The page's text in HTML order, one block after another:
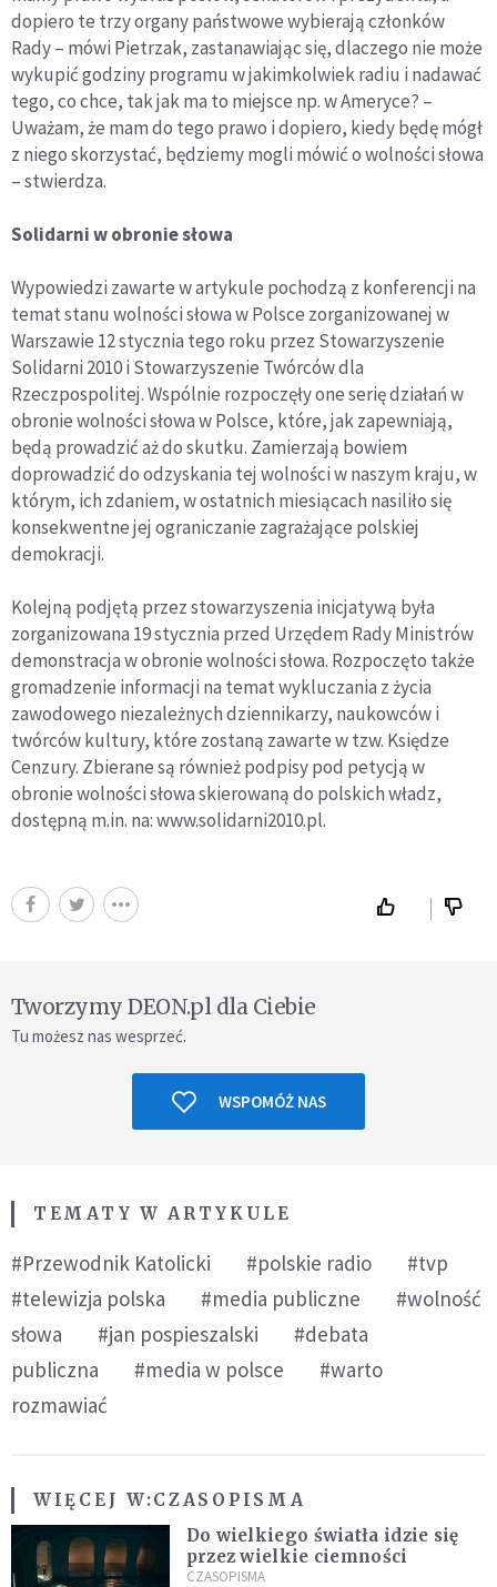
dopiero te trzy organy państwowe wybierają członków
Rady – mówi Pietrzak, zastanawiając się, dlaczego nie może
wykupić godziny programu w jakimkolwiek radiu i nadawać
tego, co chce, tak jak ma to miejsce np. w Ameryce? –
Uważam, że mam do tego prawo i dopiero, kiedy będę mógł
z niego skorzystać, będziemy mogli mówić o wolności słowa
– stwierdza.
Solidarni w obronie słowa
Wypowiedzi zawarte w artykule pochodzą z konferencji na
temat stanu wolności słowa w Polsce zorganizowanej w
Warszawie 12 stycznia tego roku przez Stowarzyszenie
Solidarni 2010 i Stowarzyszenie Twórców dla
Rzeczpospolitej. Wspólnie rozpoczęły one serię działań w
obronie wolności słowa w Polsce, które, jak zapewniają,
będą prowadzić aż do skutku. Zamierzają bowiem
doprowadzić do odzyskania tej wolności w naszym kraju, w
którym, ich zdaniem, w ostatnich miesiącach nasiliło się
konsekwentne jej ograniczanie zagrażające polskiej
demokracji.
Kolejną podjętą przez stowarzyszenia inicjatywą była
zorganizowana 19 stycznia przed Urzędem Rady Ministrów
demonstracja w obronie wolności słowa. Rozpoczęto także
gromadzenie informacji na temat wykluczania z życia
zawodowego niezależnych dziennikarzy, naukowców i
twórców kultury, które zostaną zawarte w tzw. Księdze
Cenzury. Zbierane są również podpisy pod petycją w
obronie wolności słowa skierowaną do polskich władz,
dostępną m.in. na: www.solidarni2010.pl.
Tworzymy DEON.pl dla Ciebie
Tu możesz nas wesprzeć.
WSPOMÓŻ NAS
TEMATY W ARTYKULE
#Przewodnik Katolicki #polskie radio
#tvp
#telewizja polska
#media publiczne
#wolność
słowa
#jan pospieszalski
#debata
publiczna
#media w polsce
#warto
rozmawiać
WIĘCEJ W:CZASOPISMA
Do wielkiego światła idzie się
przez wielkie ciemności
CZASOPISMA